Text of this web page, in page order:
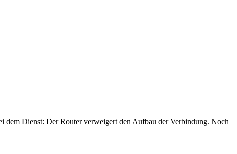
Dienst: Der Router verweigert den Aufbau der Verbindung. Noch